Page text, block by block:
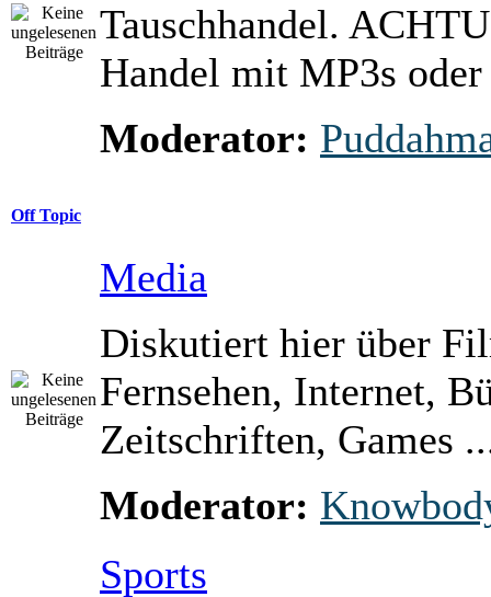
Tauschhandel.
Handel mit MP3s
Moderator:
Off Topic
Media
Diskutiert hier über
Fernsehen, Internet,
Zeitschriften, Games
Moderator:
Sports